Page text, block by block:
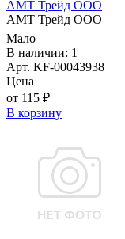
АМТ Трейд ООО
АМТ Трейд ООО
Мало
В наличии: 1
Арт. KF-00043938
Цена
от 115 ₽
В корзину